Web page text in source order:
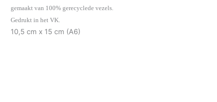
gemaakt van 100% gerecyclede vezels.
Gedrukt in het VK.
10,5 cm x 15 cm (A6)